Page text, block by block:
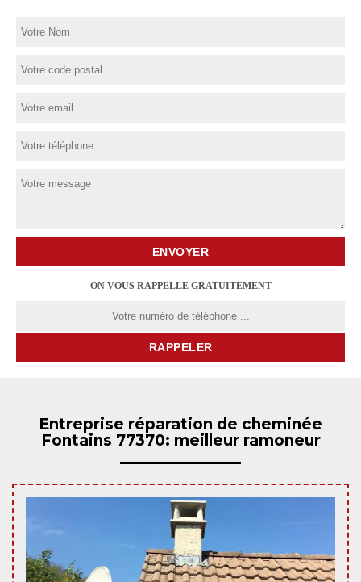
ON VOUS RAPPELLE GRATUITEMENT
Entreprise réparation de cheminée
Fontains 77370: meilleur ramoneur